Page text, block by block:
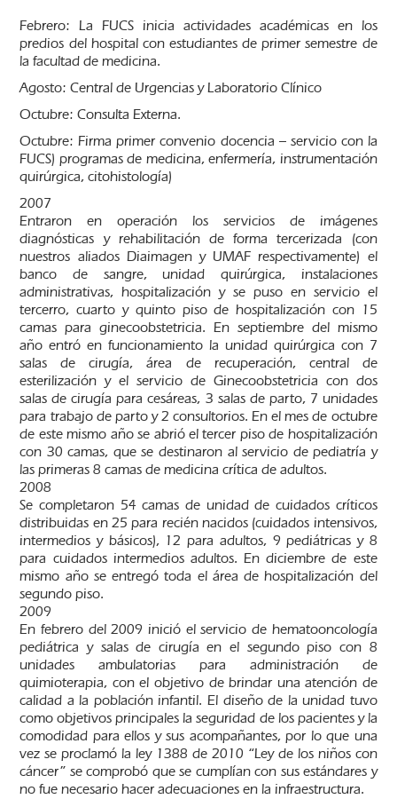
Febrero: La FUCS inicia actividades académicas en los
predios del hospital con estudiantes de primer semestre de
la facultad de medicina.
Agosto: Central de Urgencias y Laboratorio Clínico
Octubre: Consulta Externa.
Octubre: Firma primer convenio docencia – servicio con la
FUCS) programas de medicina, enfermería, instrumentación
quirúrgica, citohistología)
2007
Entraron en operación los servicios de imágenes
diagnósticas y rehabilitación de forma tercerizada (con
nuestros aliados Diaimagen y UMAF respectivamente) el
banco de sangre, unidad quirúrgica, instalaciones
administrativas, hospitalización y se puso en servicio el
tercerro, cuarto y quinto piso de hospitalización con 15
camas para ginecoobstetricia. En septiembre del mismo
año entró en funcionamiento la unidad quirúrgica con 7
salas de cirugía, área de recuperación, central de
esterilización y el servicio de Ginecoobstetricia con dos
salas de cirugía para cesáreas, 3 salas de parto, 7 unidades
para trabajo de parto y 2 consultorios. En el mes de octubre
de este mismo año se abrió el tercer piso de hospitalización
con 30 camas, que se destinaron al servicio de pediatría y
las primeras 8 camas de medicina crítica de adultos.
2008
Se completaron 54 camas de unidad de cuidados críticos
distribuidas en 25 para recién nacidos (cuidados intensivos,
intermedios y básicos), 12 para adultos, 9 pediátricas y 8
para cuidados intermedios adultos. En diciembre de este
mismo año se entregó toda el área de hospitalización del
segundo piso.
2009
En febrero del 2009 inició el servicio de hematooncología
pediátrica y salas de cirugía en el segundo piso con 8
unidades ambulatorias para administración de
quimioterapia, con el objetivo de brindar una atención de
calidad a la población infantil. El diseño de la unidad tuvo
como objetivos principales la seguridad de los pacientes y la
comodidad para ellos y sus acompañantes, por lo que una
vez se proclamó la ley 1388 de 2010 “Ley de los niños con
cáncer” se comprobó que se cumplían con sus estándares y
no fue necesario hacer adecuaciones en la infraestructura.